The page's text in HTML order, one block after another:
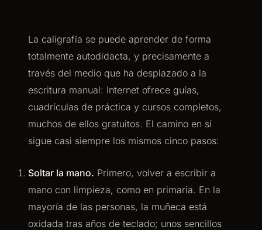
La caligrafía se puede aprender de forma
totalmente autodidacta, y precisamente a
través del medio que ha desplazado a la
escritura manual: Internet ofrece guías,
cuadrículas de práctica y cursos completos,
muchos de ellos gratuitos. El camino en sí
sigue casi siempre los mismos cinco pasos:
Soltar la mano. Primero, volver a escribir a
mano con limpieza, como en primaria. En la
mayoría de las personas, la muñeca está
oxidada tras años de teclado; unos sencillos